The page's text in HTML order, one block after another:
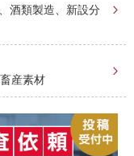
酒類製造、新設分
産素材